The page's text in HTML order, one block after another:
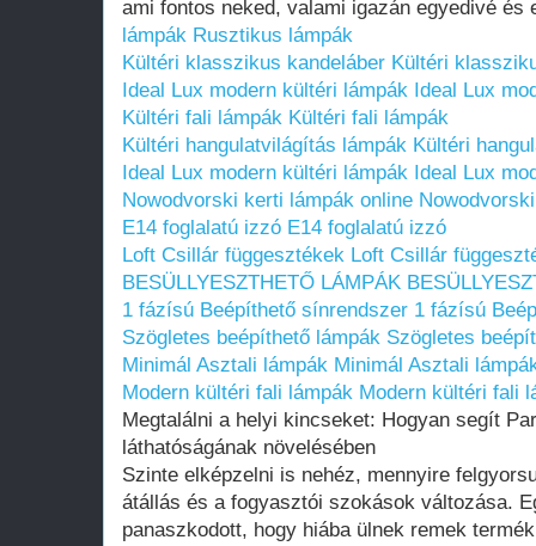
ami fontos neked, valami igazán egyedivé és
lámpák Rusztikus lámpák
Kültéri klasszikus kandeláber Kültéri
Ideal Lux modern kültéri lámpák Ideal Lux
Kültéri fali lámpák Kültéri fali lámpák
Kültéri hangulatvilágítás lámpák Kültéri
Ideal Lux modern kültéri lámpák Ideal Lux
Nowodvorski kerti lámpák online
E14 foglalatú izzó E14 foglalatú izzó
Loft Csillár függesztékek Loft Csillár
BESÜLLYESZTHETŐ LÁMPÁK
1 fázísú Beépíthető sínrendszer 1 fázísú
Szögletes beépíthető lámpák Szögletes
Minimál Asztali lámpák Minimál Asztali
Modern kültéri fali lámpák Modern kültéri fali
Megtalálni a helyi kincseket: Hogyan segít
láthatóságának növelésében
Szinte elképzelni is nehéz, mennyire
átállás és a fogyasztói szokások változása.
panaszkodott, hogy hiába ülnek remek